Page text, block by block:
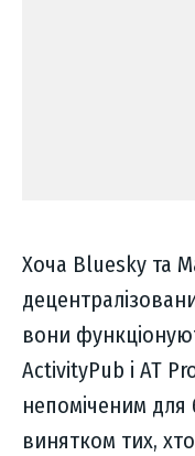
Хоча Bluesky та
вони
ActivityPub і AT
непоміченим для
винятком тих,